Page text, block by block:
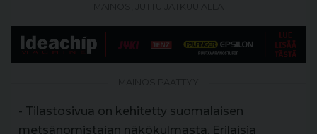
- Tilastosivua on kehitetty suomalaisen
metsänomistajan näkökulmasta. Erilaisia